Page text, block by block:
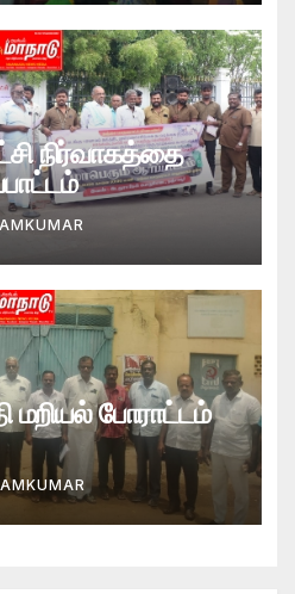
நிர்வாகத்தை
மறியல் போராட்டம்